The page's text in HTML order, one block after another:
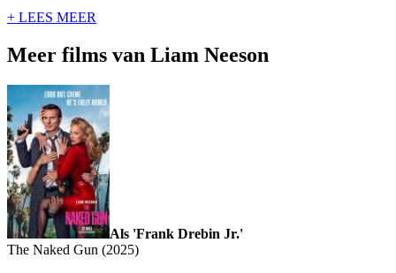
+ LEES MEER
Meer films van Liam Neeson
Als 'Frank Drebin Jr.'
The Naked Gun (2025)